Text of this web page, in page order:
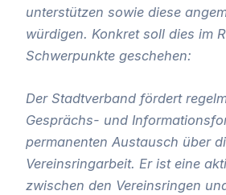
unterstützen sowie diese
würdigen. Konkret soll dies im
Schwerpunkte geschehen:
Der Stadtverband fördert
Gesprächs- und
permanenten Austausch über
Vereinsringarbeit. Er ist eine
zwischen den Vereinsringen